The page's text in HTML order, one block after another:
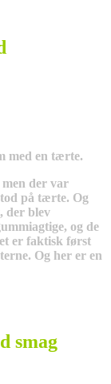
med en tærte.
der var
på tærte. Og
der blev
og de
er faktisk først
Og her er en
smag